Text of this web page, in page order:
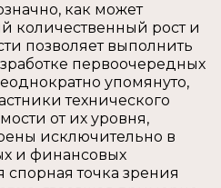
как может
количественный рост и
позволяет выполнить
первоочередных
упомянуто,
технического
от их уровня,
исключительно в
и финансовых
точка зрения